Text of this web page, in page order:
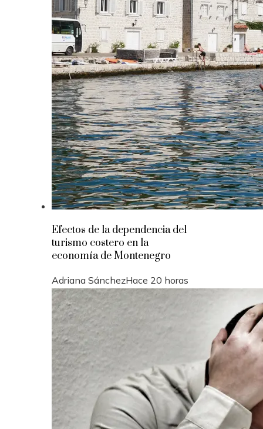
Efectos de la dependencia del
turismo costero en la
economía de Montenegro
Adriana SánchezHace 20 horas